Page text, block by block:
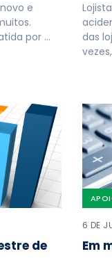
e
por …
das
de
6 DE
Em